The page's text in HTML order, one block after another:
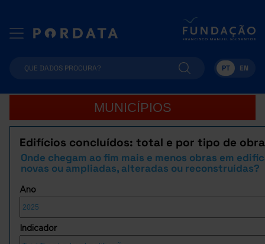
PT EN
MUNICÍPIOS
Edifícios concluídos: total e por tipo de obra
Onde chegam ao fim mais e menos obras em
novas ou ampliadas, alteradas ou reconstruídas?
Ano
Indicador